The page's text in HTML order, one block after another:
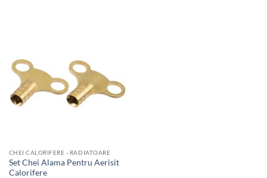
CHEI CALORIFERE - RADIATOARE
Set Chei Alama Pentru Aerisit
Calorifere